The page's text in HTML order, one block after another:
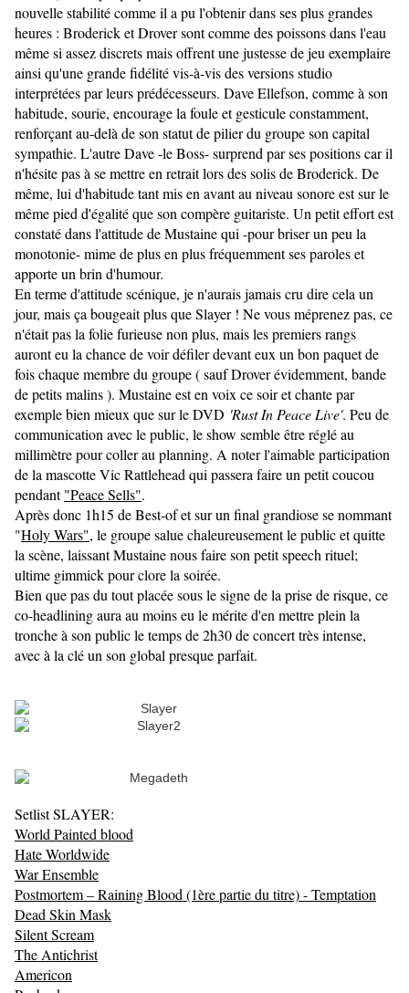
nouvelle stabilité comme il a pu l'obtenir dans ses plus grandes
heures : Broderick et Drover sont comme des poissons dans l'eau
même si assez discrets mais offrent une justesse de jeu exemplaire
ainsi qu'une grande fidélité vis-à-vis des versions studio
interprétées par leurs prédécesseurs. Dave Ellefson, comme à son
habitude, sourie, encourage la foule et gesticule constamment,
renforçant au-delà de son statut de pilier du groupe son capital
sympathie. L'autre Dave -le Boss- surprend par ses positions car il
n'hésite pas à se mettre en retrait lors des solis de Broderick. De
même, lui d'habitude tant mis en avant au niveau sonore est sur le
même pied d'égalité que son compère guitariste. Un petit effort est
constaté dans l'attitude de Mustaine qui -pour briser un peu la
monotonie- mime de plus en plus fréquemment ses paroles et
apporte un brin d'humour.
En terme d'attitude scénique, je n'aurais jamais cru dire cela un
jour, mais ça bougeait plus que Slayer ! Ne vous méprenez pas, ce
n'était pas la folie furieuse non plus, mais les premiers rangs
auront eu la chance de voir défiler devant eux un bon paquet de
fois chaque membre du groupe ( sauf Drover évidemment, bande
de petits malins ). Mustaine est en voix ce soir et chante par
exemple bien mieux que sur le DVD 'Rust In Peace Live'. Peu de
communication avec le public, le show semble être réglé au
millimètre pour coller au planning. A noter l'aimable participation
de la mascotte Vic Rattlehead qui passera faire un petit coucou
pendant"Peace Sells".
Après donc 1h15 de Best-of et sur un final grandiose se nommant
"Holy Wars", le groupe salue chaleureusement le public et quitte
la scène, laissant Mustaine nous faire son petit speech rituel;
ultime gimmick pour clore la soirée.
Bien que pas du tout placée sous le signe de la prise de risque, ce
co-headlining aura au moins eu le mérite d'en mettre plein la
tronche à son public le temps de 2h30 de concert très intense,
avec à la clé un son global presque parfait.
Setlist SLAYER:
World Painted blood
Hate Worldwide
War Ensemble
Postmortem – Raining Blood (1ère partie du titre) - Temptation
Dead Skin Mask
Silent Scream
The Antichrist
Americon